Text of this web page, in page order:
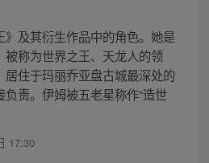
及其衍生作品中的角色。她是
称为世界之王、天龙人的领
住于玛丽乔亚盘古城最深处的
责。伊姆被五老星称作“造世
17:30